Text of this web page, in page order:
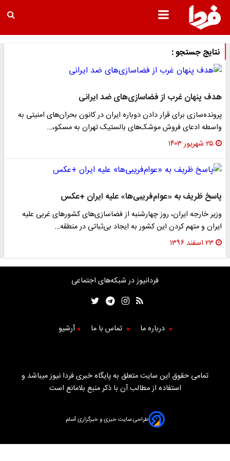
نتایج جستجو :
هدف پنهان غرب از فضاسازی‌های ضد ایرانی
پرونده‌سازی برای قرار دادن دوباره ایران در کانون بحران‌های امنیتی به
واسطه ادعای فروش موشک‌های بالستیک تهران به مسکو،…
۲۵ شهریور ۱۴۰۳
پاسخ ظریف به «عوام‌فریبی‌ها» علیه ایران +عکس
وزیر خارجه ایران، روز چهارشنبه از فضاسازی‌های کشور‌های غربی علیه
ایران و متهم کردن این کشور به ایجاد بی‌ثباتی در منطقه…
۲۳ اسفند ۱۳۹۶
فردانیوز در شبکه‌های اجتماعی
درباره ما تماس با ما آرشیو
تمامی حقوق این سایت متعلق به پایگاه خبری فردا نیوز میباشد و
استفاده از مطالب آن با ذکر منبع بلامانع است
طراحی سایت خبری و خبرگزاری آسام